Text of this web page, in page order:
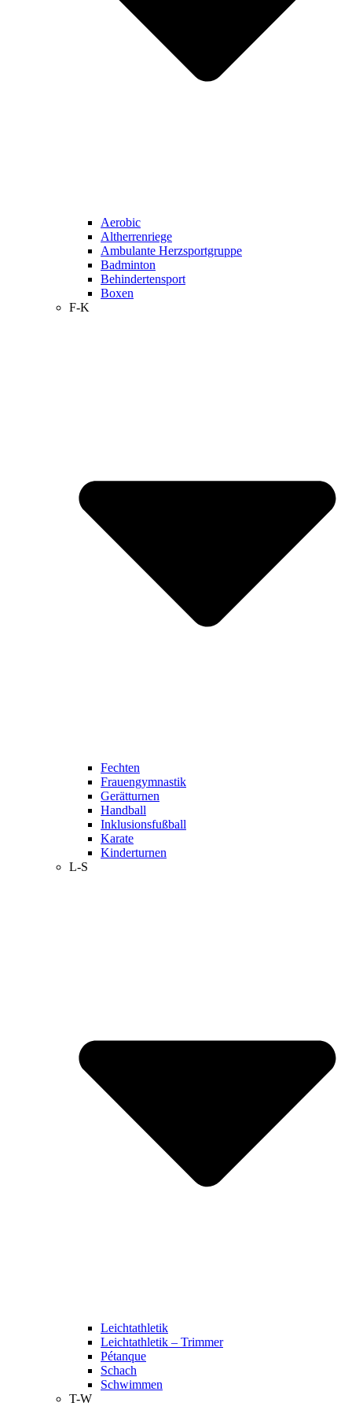
Aerobic
Altherrenriege
Ambulante Herzsportgruppe
Badminton
Behindertensport
Boxen
F-K
Fechten
Frauengymnastik
Gerätturnen
Handball
Inklusionsfußball
Karate
Kinderturnen
L-S
Leichtathletik
Leichtathletik – Trimmer
Pétanque
Schach
Schwimmen
T-W